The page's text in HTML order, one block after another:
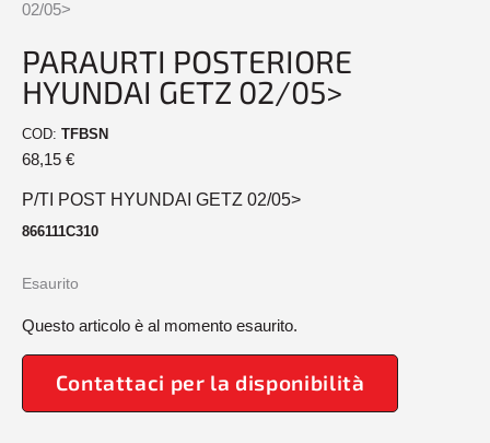
02/05>
PARAURTI POSTERIORE
HYUNDAI GETZ 02/05>
COD: TFBSN
68,15 €
P/TI POST HYUNDAI GETZ 02/05>
866111C310
Esaurito
Questo articolo è al momento esaurito.
Contattaci per la disponibilità